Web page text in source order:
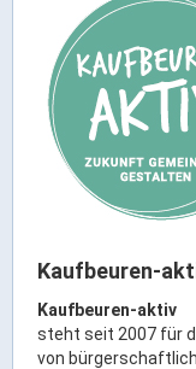
Kaufbeuren-
Kaufbeuren-aktiv
steht seit 2007 für
von